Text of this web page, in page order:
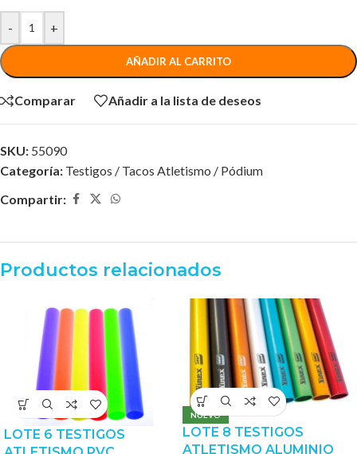
- +
AÑADIR AL CARRITO
Comparar Añadir a la lista de deseos
SKU: 55090
Categoría: Testigos / Tacos Atletismo / Pódium
Compartir:
Productos relacionados
LOTE 6 TESTIGOS
NUEVO
LOTE 8 TESTIGOS
ATLETISMO ALUMINIO